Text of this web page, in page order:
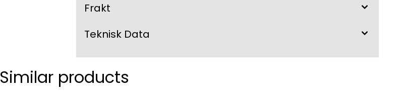
Frakt
Teknisk Data
Similar products